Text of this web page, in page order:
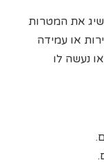
את המטרות
או עמידה
נעשה לו